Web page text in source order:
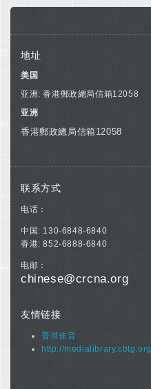
地址
美国
亚洲: 香港郵政總局信箱12058
亚洲
香港郵政總局信箱12058
联系方式
电话：
中国: 130-6848-6840
香港: 852-6888-6840
电邮：
chinese@crcna.org
友情链接
普世佳音
http://medialibrary.cbtg.org